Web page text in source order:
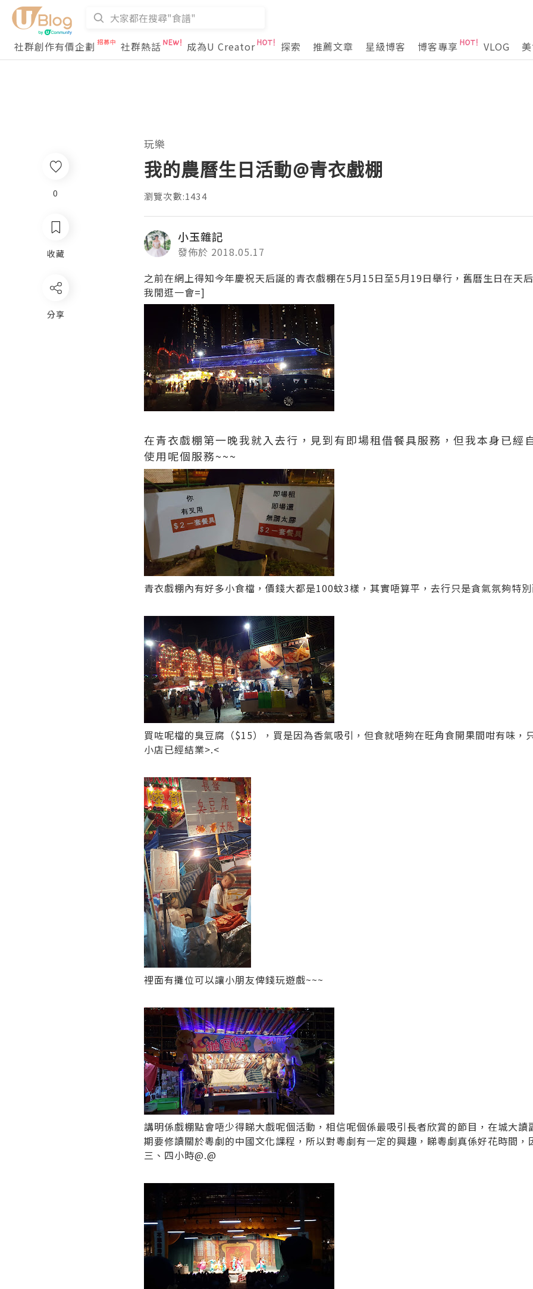
社群創作有價企劃
社群熱話 成為U Creator 探索 推薦文章 星級博客 博客專享 VLOG
0
收藏
分享
玩樂
我的農曆生日活動@青衣戲棚
瀏覽次數:1434
小玉雜記
發佈於 2018.05.17
之前在網上得知今年慶祝天后誕的青衣戲棚在5月15日至5月19日舉行，舊曆生日在天
我閒逛一會=]
在青衣戲棚第一晚我就入去行，見到有即場租借餐具服務，但我本身已經
使用呢個服務~~~
青衣戲棚內有好多小食檔，價錢大都是100蚊3樣，其實唔算平，去行只是貪氣氛夠特
買咗呢檔的臭豆腐（$15），買是因為香氣吸引，但食就唔夠在旺角食開果間咁有味，
小店已經結業>.<
裡面有攤位可以讓小朋友俾錢玩遊戲~~~
講明係戲棚點會唔少得睇大戲呢個活動，相信呢個係最吸引長者欣賞的節目，在城大讀
期要修讀關於粵劇的中國文化課程，所以對粵劇有一定的興趣，睇粵劇真係好花時間，
三、四小時@.@